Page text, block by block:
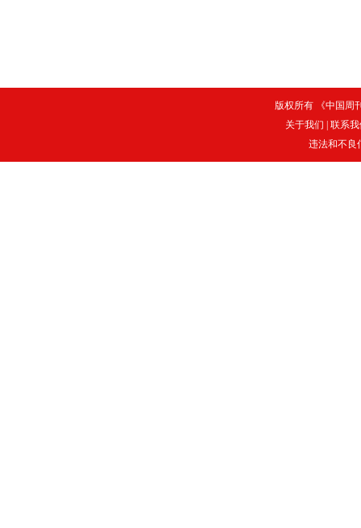
版权所有 《中国周
关于我们
联系
违法和不良